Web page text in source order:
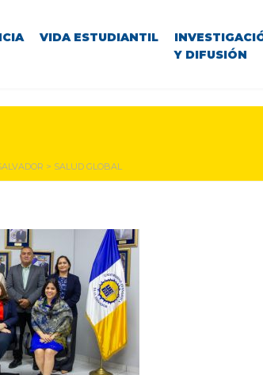
VIDA ESTUDIANTIL
Y DIFUSIÓN
> SALUD GLOBAL